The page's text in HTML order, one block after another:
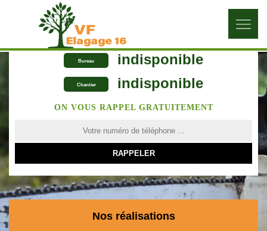
Bureau indisponible
Chantier indisponible
ON VOUS RAPPEL GRATUITEMENT
Nos réalisations